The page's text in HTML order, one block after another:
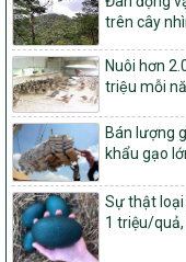
số và miền núi giai
đến năm 2030
14/2026/TT-BNNMT
Hướng dẫn thực hiện
tiêu chí quốc gia về
phạm vi quản lý nhà
417/QĐ-BNNMT
Phê duyệt Chương
mới, giảm nghèo bền
đồng bào dân tộc thiểu
đoạn I: Từ năm 2026
trên cây
Nuôi hơn
triệu mỗi
Bán lượng
khẩu gạo
Sự thật loại
1 triệu/